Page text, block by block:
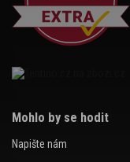
Mohlo by se hodit
Napište nám